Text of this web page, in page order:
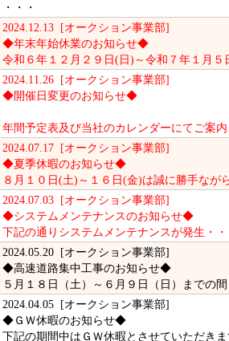
・・・
2024.12.13 [オークション事業部]
◆年末年始休業のお知らせ◆
令和６年１２月２９日(日)～令和７年１月５
2024.11.26 [オークション事業部]
◆開催日変更のお知らせ◆
年間予定表及び当社のカレンダーにてご案内
2024.07.17 [オークション事業部]
◆夏季休暇のお知らせ◆
８月１０日(土)～１６日(金)は誠に勝手なが
2024.07.03 [オークション事業部]
◆システムメンテナンスのお知らせ◆
下記の通りシステムメンテナンスが発生・・
2024.05.20 [オークション事業部]
◆高速道路集中工事のお知らせ◆
５月１８日（土）～６月９日（日）までの間
2024.04.05 [オークション事業部]
◆ＧＷ休暇のお知らせ◆
下記の期間中はＧＷ休暇とさせていただきま